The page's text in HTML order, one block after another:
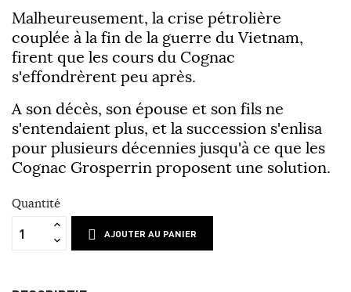
Malheureusement, la crise pétrolière
couplée à la fin de la guerre du Vietnam,
firent que les cours du Cognac
s'effondrèrent peu après.
A son décès, son épouse et son fils ne
s'entendaient plus, et la succession s'enlisa
pour plusieurs décennies jusqu'à ce que les
Cognac Grosperrin proposent une solution.
Quantité
AJOUTER AU PANIER